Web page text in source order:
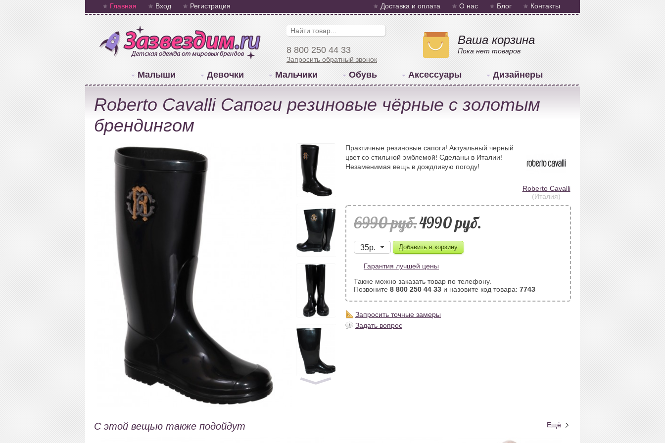
Главная Вход Регистрация Доставка и оплата О нас Блог Контакты
Ваша корзина
Пока нет товаров
8 800 250 44 33
Запросить обратный звонок
Малыши Девочки Мальчики Обувь Аксессуары Дизайнеры
Roberto Cavalli Сапоги резиновые чёрные с золотым
брендингом
Roberto Cavalli
(Италия)
Практичные резиновые сапоги! Актуальный черный
цвет со стильной эмблемой! Сделаны в Италии!
Незаменимая вещь в дождливую погоду!
6990 pуб.4990 pуб.
Гарантия лучшей цены
Также можно заказать товар по телефону.
Позвоните 8 800 250 44 33 и назовите код товара: 7743
Запросить точные замеры
Задать вопрос
Ещё
С этой вещью также подойдут